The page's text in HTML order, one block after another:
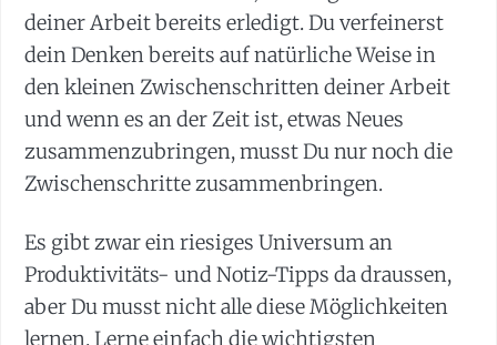
deiner Arbeit bereits erledigt. Du verfeinerst
dein Denken bereits auf natürliche Weise in
den kleinen Zwischenschritten deiner Arbeit
und wenn es an der Zeit ist, etwas Neues
zusammenzubringen, musst Du nur noch die
Zwischenschritte zusammenbringen.
Es gibt zwar ein riesiges Universum an
Produktivitäts- und Notiz-Tipps da draussen,
aber Du musst nicht alle diese Möglichkeiten
lernen. Lerne einfach die wichtigsten